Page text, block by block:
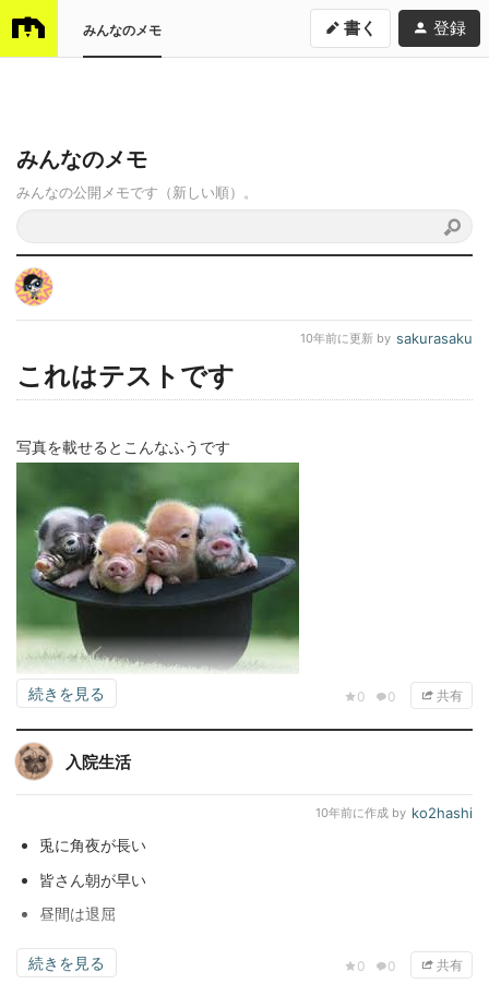
みんなのメモ 書く 登録
みんなのメモ
みんなの公開メモです（新しい順）。
10年前に更新 by sakurasaku
0 0 共有
これはテストです
写真を載せるとこんなふうです
続きを見る
入院生活
10年前に作成 by ko2hashi
0 0 共有
兎に角夜が長い
皆さん朝が早い
昼間は退屈
続きを見る